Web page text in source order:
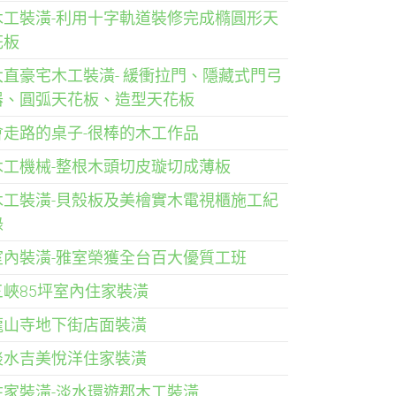
工裝潢-利用十字軌道裝修完成橢圓形天
直豪宅木工裝潢- 緩衝拉門、隱藏式門弓
、圓弧天花板、造型天花板
走路的桌子-很棒的木工作品
工機械-整根木頭切皮璇切成薄板
工裝潢-貝殼板及美檜實木電視櫃施工紀
內裝潢-雅室榮獲全台百大優質工班
峽85坪室內住家裝潢
山寺地下街店面裝潢
水吉美悅洋住家裝潢
家裝潢-淡水環遊郡木工裝潢